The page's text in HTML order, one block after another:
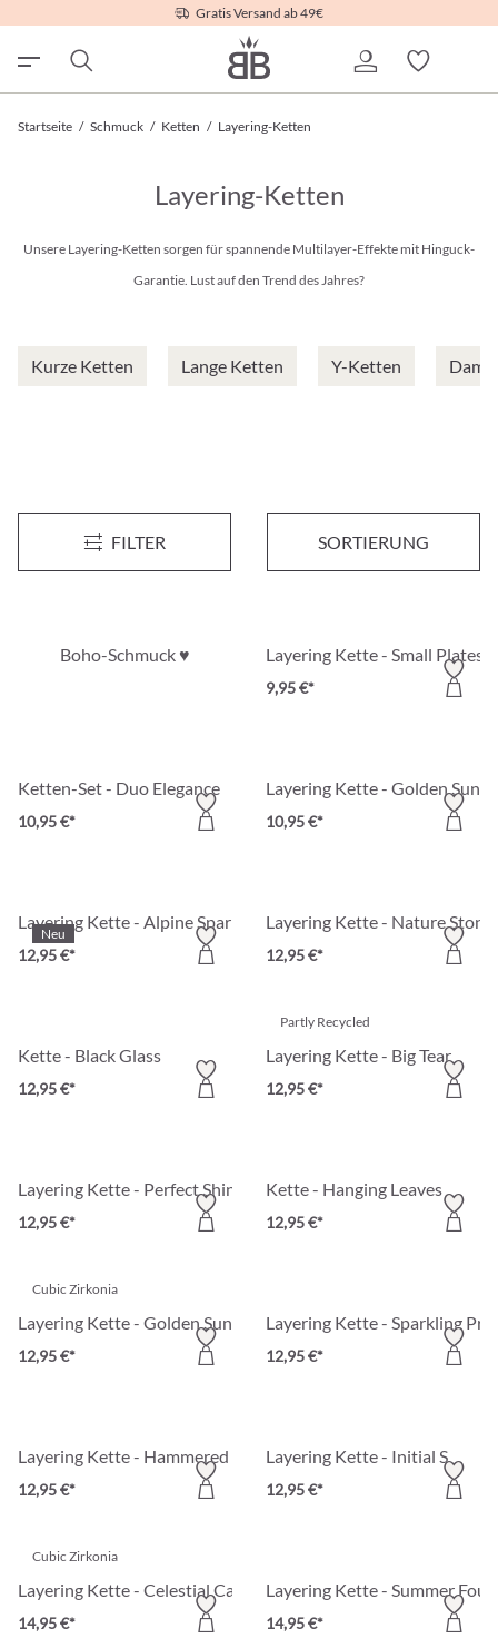
Gratis Versand ab 49€
Startseite / Schmuck / Ketten / Layering-Ketten
Layering-Ketten
Unsere Layering-Ketten sorgen für spannende Multilayer-Effekte mit Hinguck-
Garantie. Lust auf den Trend des Jahres?
Kurze Ketten Lange Ketten Y-Ketten
FILTER SORTIERUNG
Kinder Layering Kette - Special PinkLayering Kette - Shiny Cross
Boho-Schmuck ♥ Layering Kette - Small Plates
9,95 €*
Ketten-Set - Duo Elegance
10,95 €*
Layering Kette - Golden Suns
10,95 €*
Neu
Layering Kette - Alpine Spark
12,95 €*
Layering Kette - Nature Stone
12,95 €*
Kette - Black Glass
12,95 €*
Partly Recycled
Layering Kette - Big Tear
12,95 €*
Layering Kette - Perfect Shine
12,95 €*
Kette - Hanging Leaves
12,95 €*
Cubic Zirkonia
Layering Kette - Golden Sunlight
12,95 €*
Layering Kette - Sparkling
12,95 €*
Layering Kette - Hammered Sun
12,95 €*
Layering Kette - Initial S
12,95 €*
Cubic Zirkonia
Layering Kette - Celestial Cascade
14,95 €*
Layering Kette - Summer Four
14,95 €*